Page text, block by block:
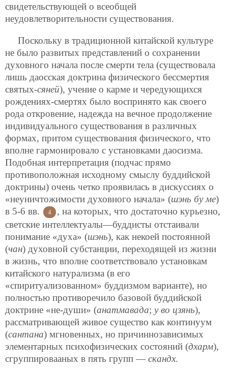
свидетельствующей о всеобщей
неудовлетворительности существования.
Поскольку в традиционной китайской культуре
не было развитых представлений о сохранении
духовного начала после смерти тела (существовала
лишь даосская доктрина физического бессмертия
святых-сяней), учение о карме и чередующихся
рождениях-смертях было воспринято как своего
рода откровение, надежда на вечное продолжение
индивидуального существования в различных
формах, притом существования физического, что
вполне гармонировало с установками даосизма.
Подобная интерпретация (подчас прямо
противоположная исходному смыслу буддийской
доктрины) очень четко проявилась в дискуссиях о
«неуничтожимости духовного начала» (шэнь бу ме)
в 5-6 вв.
4
, на которых, что достаточно курьезно,
светские интеллектуалы—буддисты отстаивали
понимание «духа» (шэнь), как некоей постоянной
(чан) духовной субстанции, переходящей из жизни
в жизнь, что вполне соответствовало установкам
китайского натурализма (в его
«спиритуализованном» буддизмом варианте), но
полностью противоречило базовой буддийской
доктрине «не-души» (анатмавада; у во цзянь),
рассматривающей живое существо как континуум
(сантана) мгновенных, но причиннозависимых
элементарных психофизических состояний (дхарм),
сгруппировааных в пять групп — скандх.